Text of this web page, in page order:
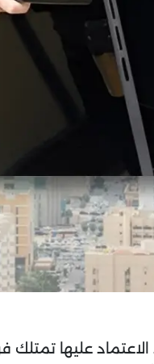
الاعتماد عليها